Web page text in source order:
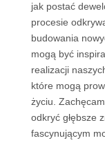
jak postać
procesie
budowania
mogą być
realizacji
które mogą
życiu.
odkryć głębsze
fascynującym